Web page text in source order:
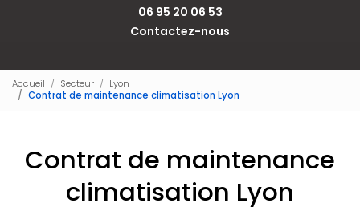
06 95 20 06 53
Contactez-nous
Accueil Secteur
Lyon
Contrat de maintenance climatisation Lyon
Contrat de maintenance
climatisation Lyon